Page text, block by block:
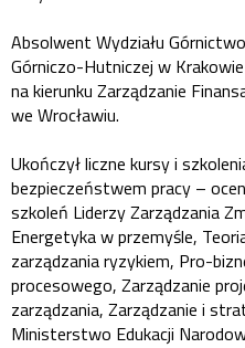
Absolwent Wydziału
Górniczo-Hutniczej w
na kierunku Zarządzanie
we Wrocławiu.
Ukończył liczne kursy i
bezpieczeństwem pracy –
szkoleń Liderzy Zarządzania
Energetyka w przemyśle,
zarządzania ryzykiem, Pro-
procesowego, Zarządzanie
zarządzania, Zarządzanie i
Ministerstwo Edukacji